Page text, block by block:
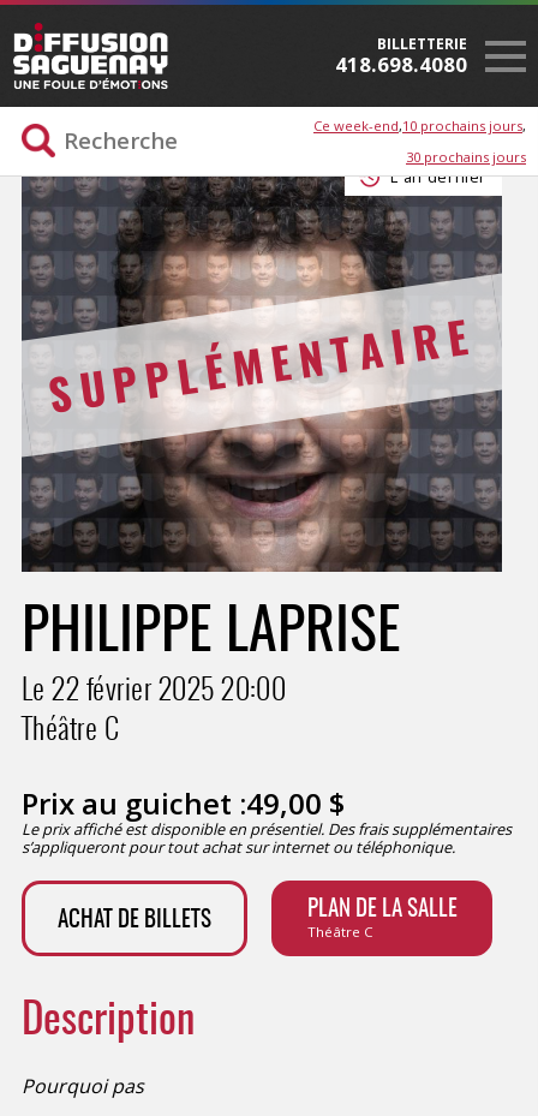
BILLETTERIE
418.698.4080
Ce week-end 10 prochains jours
30 prochains jours
L'an dernier
SUPPLÉMENTAIRE
PHILIPPE LAPRISE
Le 22 février 202520:00
Théâtre C
Prix au guichet :49,00 $
Le prix affiché est disponible en présentiel. Des frais supplémentaires
s’appliqueront pour tout achat sur internet ou téléphonique.
ACHAT DE BILLETS PLAN DE LA SALLE
Théâtre C
Description
Pourquoi pas